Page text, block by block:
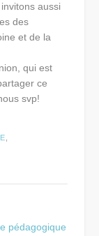
aussi
des
et de la
qui est
ce
svp!
pédagogique